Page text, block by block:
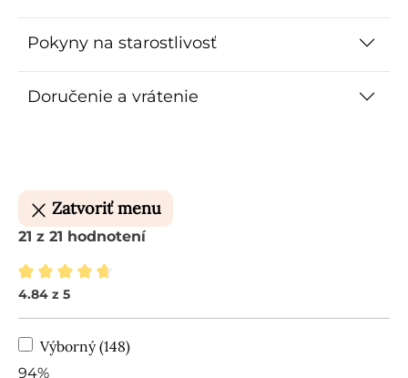
Pokyny na starostlivosť
Doručenie a vrátenie
Zatvoriť menu
21 z 21 hodnotení
Priemerné hodnotenie 4.84 z 5 hviezdičiek
4.84 z 5
Výborný (148)
94%